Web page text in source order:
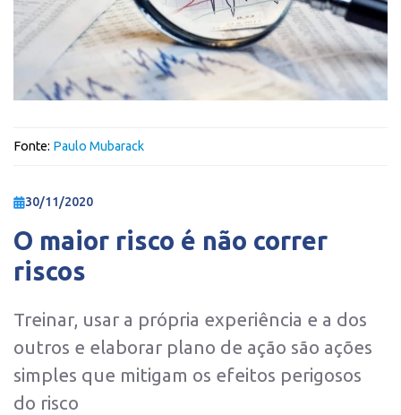
Fonte: Paulo Mubarack
30/11/2020
O maior risco é não correr
riscos
Treinar, usar a própria experiência e a dos
outros e elaborar plano de ação são ações
simples que mitigam os efeitos perigosos
do risco